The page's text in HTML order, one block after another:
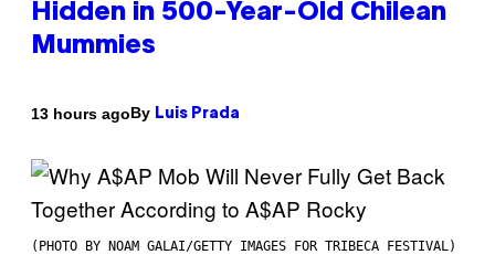
Hidden in 500-Year-Old Chilean
Mummies
13 hours agoBy Luis Prada
(PHOTO BY NOAM GALAI/GETTY IMAGES FOR TRIBECA FESTIVAL)